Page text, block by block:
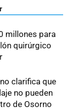
millones para
quirúrgico
clarifica que
no pueden
de Osorno